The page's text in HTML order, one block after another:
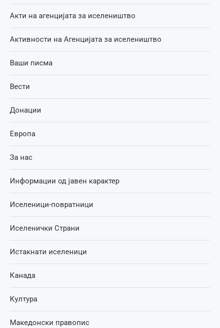
Акти на агенцијата за иселеништво
Активности на Агенцијата за иселеништво
Ваши писма
Вести
Донации
Европа
За нас
Информации од јавен карактер
Иселеници-повратници
Иселенички Страни
Истакнати иселеници
Канада
Култура
Македонски правопис